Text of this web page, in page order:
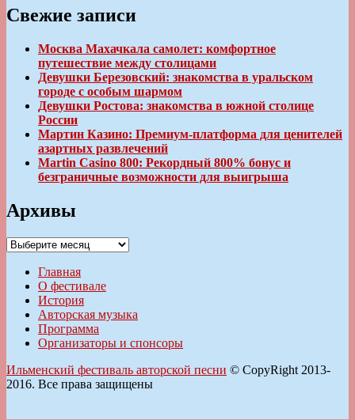
Свежие записи
Москва Махачкала самолет: комфортное
путешествие между столицами
Девушки Березовский: знакомства в уральском
городе с особым шармом
Девушки Ростова: знакомства в южной столице
России
Мартин Казино: Премиум-платформа для ценителей
азартных развлечений
Martin Casino 800: Рекордный 800% бонус и
безграничные возможности для выигрыша
Архивы
Архивы
Главная
О фестивале
История
Авторская музыка
Программа
Организаторы и спонсоры
Ильменский фестиваль авторской песни © CopyRight 2013-
2016. Все права защищены